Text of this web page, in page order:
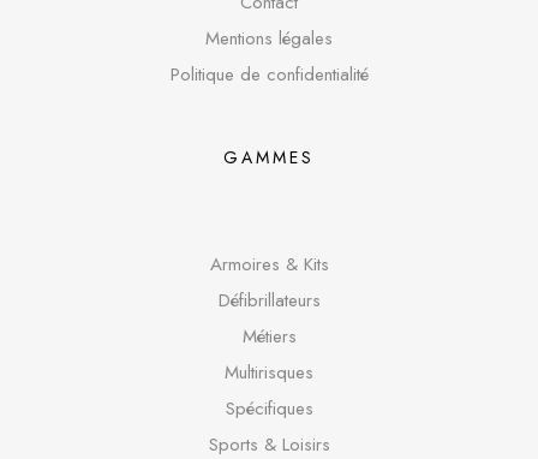
Mentions légales
Politique de confidentialité
GAMMES
Armoires & Kits
Défibrillateurs
Métiers
Multirisques
Spécifiques
Sports & Loisirs